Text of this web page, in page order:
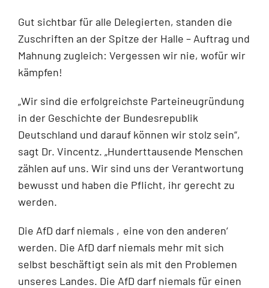
Gut sichtbar für alle Delegierten, standen die
Zuschriften an der Spitze der Halle – Auftrag und
Mahnung zugleich: Vergessen wir nie, wofür wir
kämpfen!
„Wir sind die erfolgreichste Parteineugründung
in der Geschichte der Bundesrepublik
Deutschland und darauf können wir stolz sein“,
sagt Dr. Vincentz. „Hunderttausende Menschen
zählen auf uns. Wir sind uns der Verantwortung
bewusst und haben die Pflicht, ihr gerecht zu
werden.
Die AfD darf niemals ‚eine von den anderen‘
werden. Die AfD darf niemals mehr mit sich
selbst beschäftigt sein als mit den Problemen
unseres Landes. Die AfD darf niemals für einen